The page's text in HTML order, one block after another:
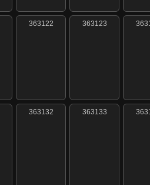
363122 363123
363132 363133